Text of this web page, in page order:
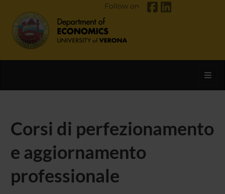
Follow on
Corsi di perfezionamento
e aggiornamento
professionale